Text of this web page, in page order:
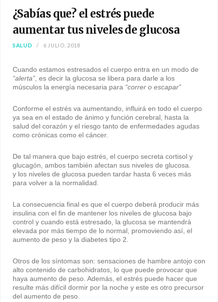
¿Sabías que? el estrés puede
aumentar tus niveles de glucosa
SALUD 6 JULIO, 2018
Cuando estamos estresados el cuerpo entra en un modo de
“alerta” , es decir la glucosa se libera para darle a los
músculos la energía necesaria para “correr o escapar”
Conforme el estrés va aumentando, influirá en todo el cuerpo
ya sea en el estado de ánimo y función cerebral, hasta la
salud del corazón y el riesgo tanto de enfermedades agudas
como crónicas como el cáncer.
De tal manera que bajo estrés, el cuerpo secreta cortisol y
glucagón, ambos también afectan sus niveles de glucosa.
y los niveles de glucosa pueden tardar hasta 6 veces más
para volver a la normalidad.
La consecuencia final es que el cuerpo deberá producir más
insulina con el fin de mantener los niveles de glucosa bajo
control y cuando está estresado, la glucosa se mantendrá
elevada por más tiempo de lo normal, promoviendo así, el
aumento de peso y la diabetes tipo 2.
Otros de los síntomas son: sensaciones de hambre antojo con
alto contenido de carbohidratos, lo que puede provocar que
haya aumento de peso. Además, el estrés puede hacer que
resulte más difícil dormir por la noche y este es otro precursor
del aumento de peso.